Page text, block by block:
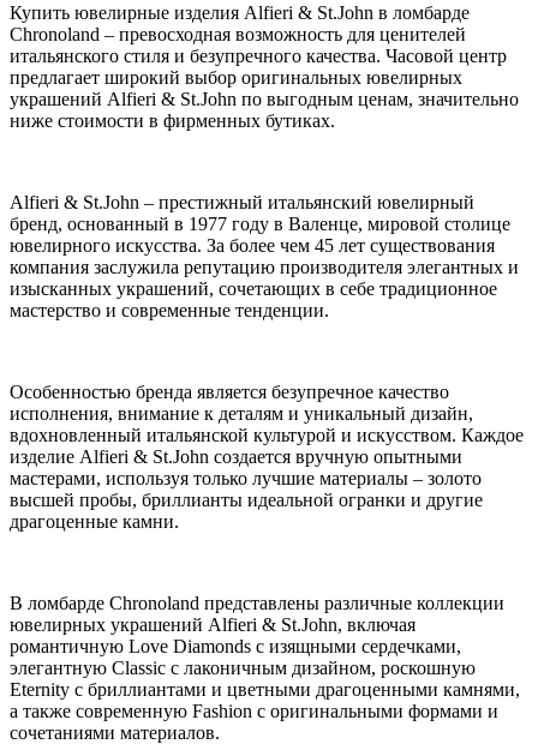
Купить ювелирные изделия Alfieri & St.John в ломбарде
Chronoland – превосходная возможность для ценителей
итальянского стиля и безупречного качества. Часовой центр
предлагает широкий выбор оригинальных ювелирных
украшений Alfieri & St.John по выгодным ценам, значительно
ниже стоимости в фирменных бутиках.
Alfieri & St.John – престижный итальянский ювелирный
бренд, основанный в 1977 году в Валенце, мировой столице
ювелирного искусства. За более чем 45 лет существования
компания заслужила репутацию производителя элегантных и
изысканных украшений, сочетающих в себе традиционное
мастерство и современные тенденции.
Особенностью бренда является безупречное качество
исполнения, внимание к деталям и уникальный дизайн,
вдохновленный итальянской культурой и искусством. Каждое
изделие Alfieri & St.John создается вручную опытными
мастерами, используя только лучшие материалы – золото
высшей пробы, бриллианты идеальной огранки и другие
драгоценные камни.
В ломбарде Chronoland представлены различные коллекции
ювелирных украшений Alfieri & St.John, включая
романтичную Love Diamonds с изящными сердечками,
элегантную Classic с лаконичным дизайном, роскошную
Eternity с бриллиантами и цветными драгоценными камнями,
а также современную Fashion с оригинальными формами и
сочетаниями материалов.